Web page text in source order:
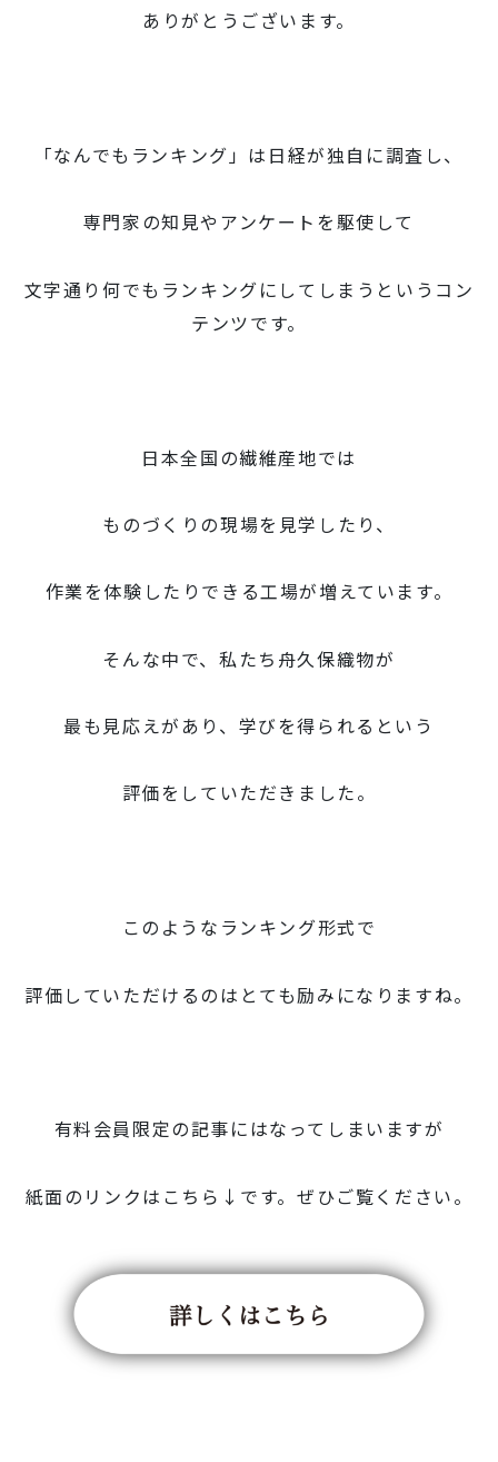
ありがとうございます。
「なんでもランキング」は日経が独自に調査し、
専門家の知見やアンケートを駆使して
文字通り何でもランキングにしてしまうというコン
テンツです。
日本全国の繊維産地では
ものづくりの現場を見学したり、
作業を体験したりできる工場が増えています。
そんな中で、私たち舟久保織物が
最も見応えがあり、学びを得られるという
評価をしていただきました。
このようなランキング形式で
評価していただけるのはとても励みになりますね。
有料会員限定の記事にはなってしまいますが
紙面のリンクはこちら↓です。ぜひご覧ください。